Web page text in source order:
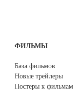
ФИЛЬМЫ
База фильмов
Новые трейлеры
Постеры к фильмам